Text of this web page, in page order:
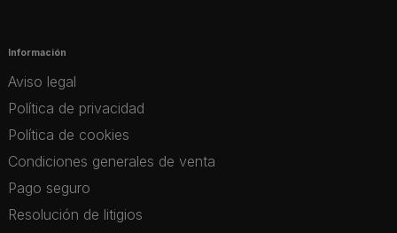
Información
Aviso legal
Política de privacidad
Política de cookies
Condiciones generales de venta
Pago seguro
Resolución de litigios